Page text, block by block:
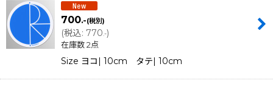
700.-(税別)
(税込: 770.-)
在庫数 2点
Size ヨコ| 10cm タテ| 10cm